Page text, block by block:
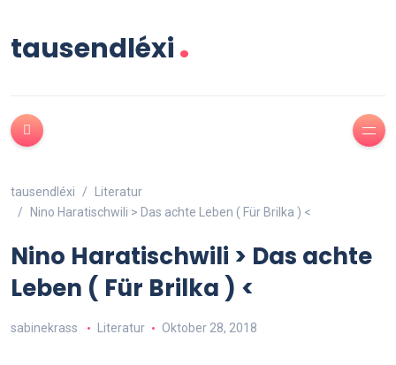
tausendléxi.
tausendléxi
Literatur
Nino Haratischwili > Das achte Leben ( Für Brilka ) <
Nino Haratischwili > Das achte
Leben ( Für Brilka ) <
sabinekrass Literatur Oktober 28, 2018